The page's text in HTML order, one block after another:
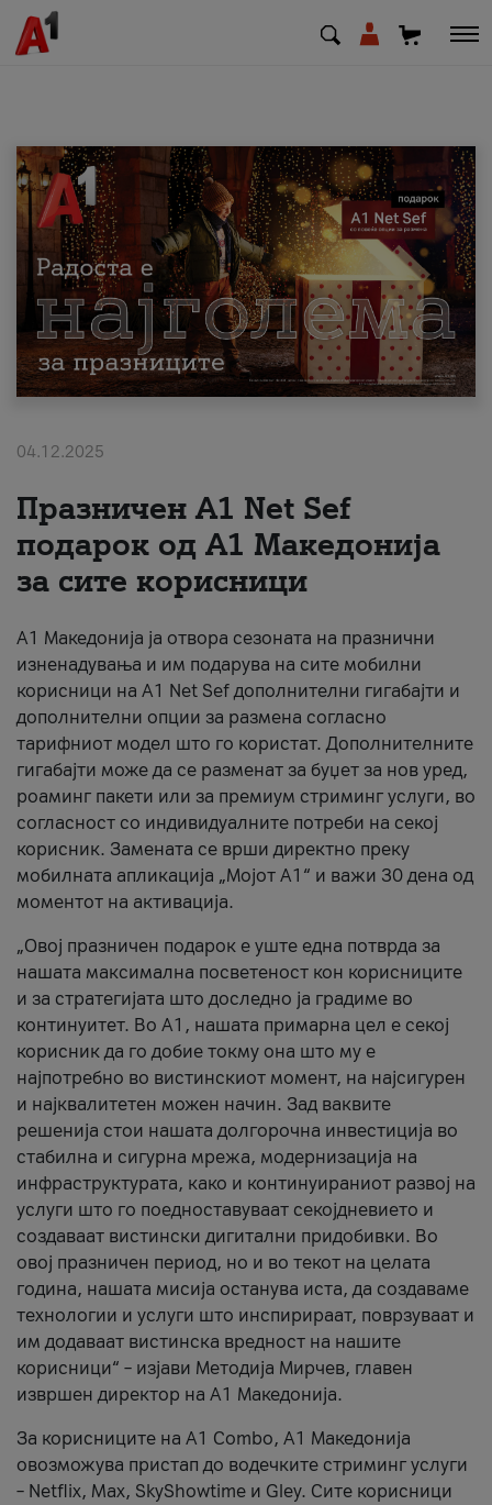
МК EN SQ
Приватни Деловни
Поддршка
Надополни кредит
За нас
#ПодобарОнлајн
04.12.2025
Празничен A1 Net Sеf
подарок од А1 Македонија
за сите корисници
А1 Македонија ја отвора сезоната на празнични
изненадувања и им подарува на сите мобилни
корисници на A1 Net Sef дополнителни гигабајти и
дополнителни опции за размена согласно
тарифниот модел што го користат. Дополнителните
гигабајти може да се разменат за буџет за нов уред,
роаминг пакети или за премиум стриминг услуги, во
согласност со индивидуалните потреби на секој
корисник. Замената се врши директно преку
мобилната апликација „Мојот А1“ и важи 30 дена од
моментот на активација.
„Овој празничен подарок е уште една потврда за
нашата максимална посветеност кон корисниците
и за стратегијата што доследно ја градиме во
континуитет. Во А1, нашата примарна цел е секој
корисник да го добие токму она што му е
најпотребно во вистинскиот момент, на најсигурен
и најквалитетен можен начин. Зад ваквите
решенија стои нашата долгорочна инвестиција во
стабилна и сигурна мрежа, модернизација на
инфраструктурата, како и континуираниот развој на
услуги што го поедноставуваат секојдневието и
создаваат вистински дигитални придобивки. Во
овој празничен период, но и во текот на целата
година, нашата мисија останува иста, да создаваме
технологии и услуги што инспирираат, поврзуваат и
им додаваат вистинска вредност на нашите
корисници“ – изјави Методија Мирчев, главен
извршен директор на А1 Македонија.
За корисниците на A1 Combo, А1 Македонија
овозможува пристап до водечките стриминг услуги
– Netflix, Max, SkyShowtime и Gley. Сите корисници